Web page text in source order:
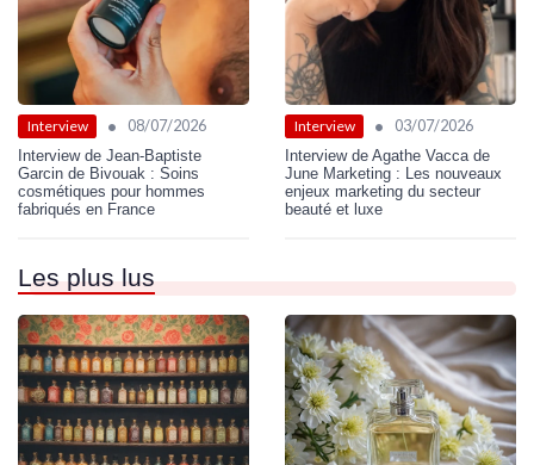
Interview • 08/07/2026
Interview de Jean-Baptiste
Garcin de Bivouak : Soins
cosmétiques pour hommes
fabriqués en France
Interview • 03/07/2026
Interview de Agathe Vacca de
June Marketing : Les nouveaux
enjeux marketing du secteur
beauté et luxe
Les plus lus